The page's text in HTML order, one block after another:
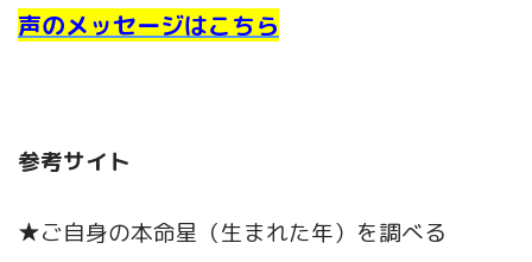
声のメッセージはこちら
参考サイト
★ご自身の本命星（生まれた年）を調べる